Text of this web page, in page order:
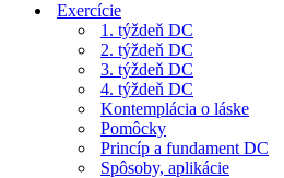
Exercície
1. týždeň DC
2. týždeň DC
3. týždeň DC
4. týždeň DC
Kontemplácia o láske
Pomôcky
Princíp a fundament DC
Spôsoby, aplikácie